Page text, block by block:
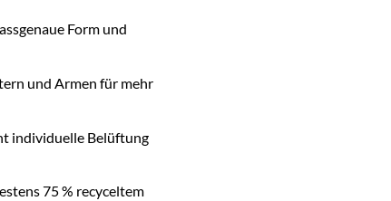
Form und
und Armen für mehr
individuelle Belüftung
75 % recyceltem